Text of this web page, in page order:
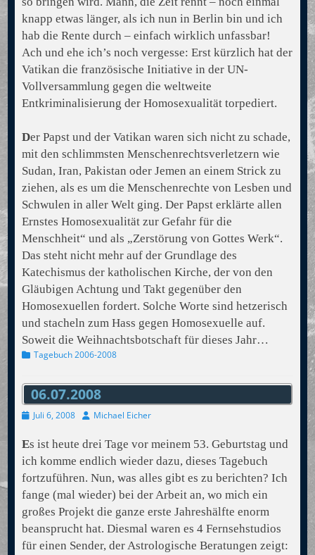
knapp etwas länger, als ich nun in Berlin bin und ich
hab die Rente durch – einfach wirklich unfassbar!
Ach und ehe ich’s noch vergesse: Erst kürzlich hat der
Vatikan die französische Initiative in der UN-
Vollversammlung gegen die weltweite
Entkriminalisierung der Homosexualität torpediert.
Der Papst und der Vatikan waren sich nicht zu schade,
mit den schlimmsten Menschenrechtsverletzern wie
Sudan, Iran, Pakistan oder Jemen an einem Strick zu
ziehen, als es um die Menschenrechte von Lesben und
Schwulen in aller Welt ging. Der Papst erklärte allen
Ernstes Homosexualität zur Gefahr für die
Menschheit“ und als „Zerstörung von Gottes Werk“.
Das steht nicht mehr auf der Grundlage des
Katechismus der katholischen Kirche, der von den
Gläubigen Achtung und Takt gegenüber den
Homosexuellen fordert. Solche Worte sind hetzerisch
und stacheln zum Hass gegen Homosexuelle auf.
Soweit die Weihnachtsbotschaft für dieses Jahr…
Kategorien
Tagebuch 2006-2008
06.07.2008
Veröffentlicht
Juli 6, 2008 AutorMichael Eicher
Es ist heute drei Tage vor meinem 53. Geburtstag und
ich komme endlich wieder dazu, dieses Tagebuch
fortzuführen. Nun, was alles gibt es zu berichten? Ich
fange (mal wieder) bei der Arbeit an, wo mich ein
großes Projekt die ganze erste Jahreshälfte enorm
beansprucht hat. Diesmal waren es 4 Fernsehstudios
für einen Sender, der Astrologische Beratungen zeigt: